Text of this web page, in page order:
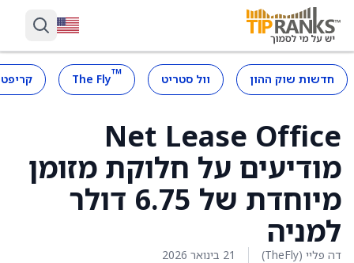
חדשות שוק ההון וול סטריט ™
The Fly
Net Lease Office
מודיעים על חלוקת מזומן
מיוחדת של 6.75 דולר
למניה
דה פליי (TheFly) 21 בינואר 2026